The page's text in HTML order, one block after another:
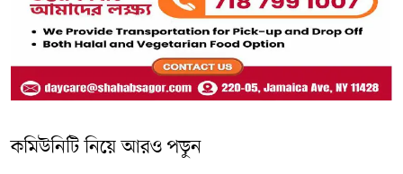
কমিউনিটি নিয়ে আরও পড়ুন